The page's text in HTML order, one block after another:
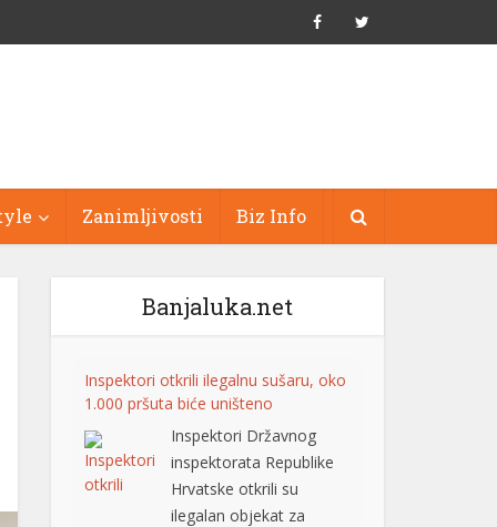
Zanimljivosti Biz Info
Banjaluka.net
Inspektori otkrili ilegalnu sušaru, oko
1.000 pršuta biće uništeno
Inspektori Državnog
inspektorata Republike
Hrvatske otkrili su
ilegalan objekat za